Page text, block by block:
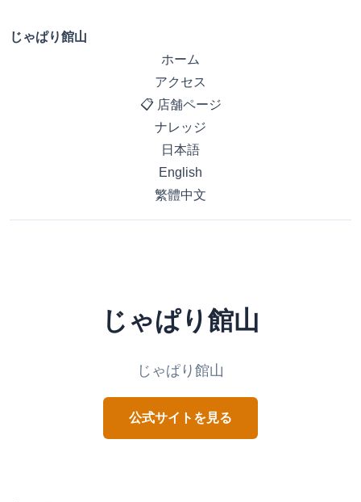
じゃぱり館山
ホーム
アクセス
📋 店舗ページ
ナレッジ
日本語
English
繁體中文
じゃぱり館山
じゃぱり館山
公式サイトを見る